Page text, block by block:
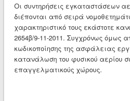
Οι συντηρήσεις εγκαταστάσεων
διέπονται από σειρά
χαρακτηριστικό τους εκάστοτε
2654β/9-11-2011. Συγχρόνως όμως
κωδικοποίησης της ασφάλειας
κατανάλωση του φυσικού αερίου
επαγγελματικούς χώρους.